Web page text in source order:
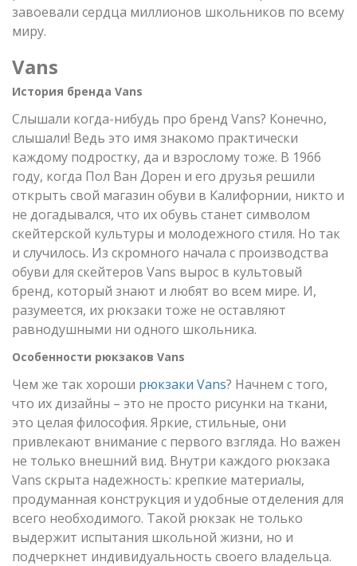
завоевали сердца миллионов школьников по всему
миру.
Vans
История бренда Vans
Слышали когда-нибудь про бренд Vans? Конечно,
слышали! Ведь это имя знакомо практически
каждому подростку, да и взрослому тоже. В 1966
году, когда Пол Ван Дорен и его друзья решили
открыть свой магазин обуви в Калифорнии, никто и
не догадывался, что их обувь станет символом
скейтерской культуры и молодежного стиля. Но так
и случилось. Из скромного начала с производства
обуви для скейтеров Vans вырос в культовый
бренд, который знают и любят во всем мире. И,
разумеется, их рюкзаки тоже не оставляют
равнодушными ни одного школьника.
Особенности рюкзаков Vans
Чем же так хороши рюкзаки Vans? Начнем с того,
что их дизайны – это не просто рисунки на ткани,
это целая философия. Яркие, стильные, они
привлекают внимание с первого взгляда. Но важен
не только внешний вид. Внутри каждого рюкзака
Vans скрыта надежность: крепкие материалы,
продуманная конструкция и удобные отделения для
всего необходимого. Такой рюкзак не только
выдержит испытания школьной жизни, но и
подчеркнет индивидуальность своего владельца.